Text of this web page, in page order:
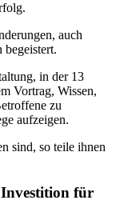
auch
begeistert.
in der 13
Vortrag, Wissen,
zu
aufzeigen.
sind, so teile ihnen
für